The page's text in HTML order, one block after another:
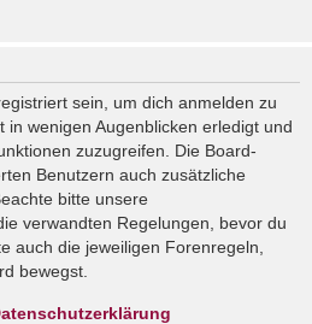
sein, um dich anmelden zu
in wenigen Augenblicken erledigt und
zuzugreifen. Die Board-
Benutzern auch zusätzliche
bitte unsere
verwandten Regelungen, bevor du
auch die jeweiligen Forenregeln,
bewegst.